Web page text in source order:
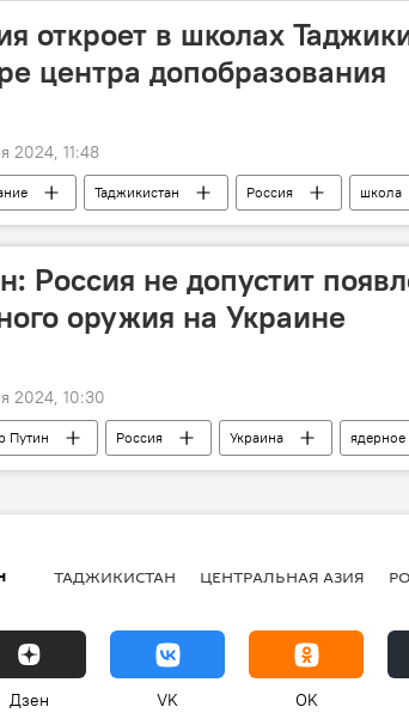
откроет в школах
центра допобразования
2024, 11:48
Таджикистан Россия школа
Россия не допустит
оружия на Украине
2024, 10:30
Путин Россия Украина
ТАДЖИКИСТАН ЦЕНТРАЛЬНАЯ АЗИЯ
Дзен VK OK